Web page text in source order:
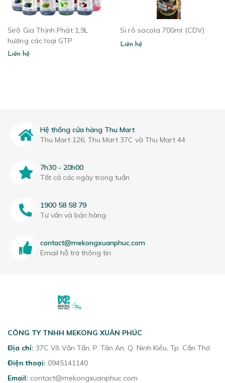
Sirô Gia Thịnh Phát 1,9L
hương các loại GTP
Liên hệ
Si rô socola 700ml (CDV)
Liên hệ
Hệ thống cửa hàng Thu Mart
Thu Mart 126, Thu Mart 37C và Thu Mart 44
7h30 - 20h00
Tất cả các ngày trong tuần
1900 58 58 79
Tư vấn và bán hàng
contact@mekongxuanphuc.com
Email hỗ trợ thông tin
CÔNG TY TNHH MEKONG XUÂN PHÚC
Địa chỉ: 37C Võ Văn Tần, P. Tân An, Q. Ninh Kiều, Tp. Cần Thơ
Điện thoại: 0945141140
Email: contact@mekongxuanphuc.com